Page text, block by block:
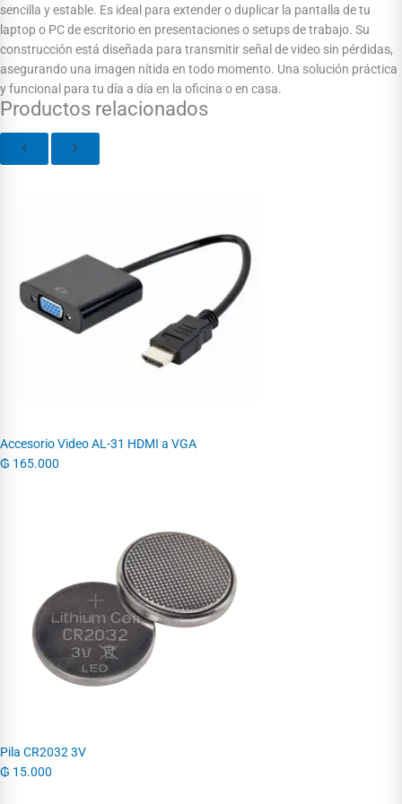
sencilla y estable. Es ideal para extender o duplicar la pantalla de tu
laptop o PC de escritorio en presentaciones o setups de trabajo. Su
construcción está diseñada para transmitir señal de video sin pérdidas,
asegurando una imagen nítida en todo momento. Una solución práctica
y funcional para tu día a día en la oficina o en casa.
Productos relacionados
Accesorio Video AL-31 HDMI a VGA
₲ 165.000
Pila CR2032 3V
₲ 15.000